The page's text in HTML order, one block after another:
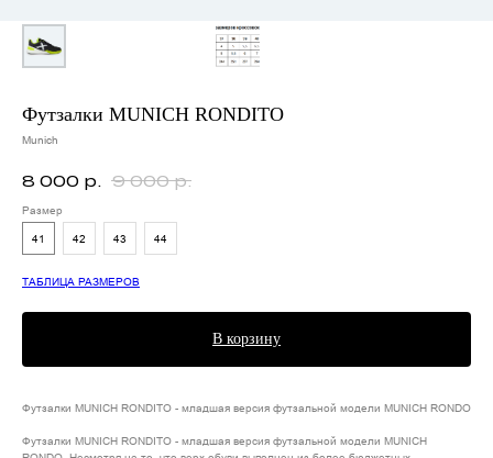
Футзалки MUNICH RONDITO
Munich
8 000 р. 9 000 р.
Размер
41
42 43 44
ТАБЛИЦА РАЗМЕРОВ
В корзину
Футзалки MUNICH RONDITO - младшая версия футзальной модели MUNICH RONDO
Футзалки MUNICH RONDITO - младшая версия футзальной модели MUNICH